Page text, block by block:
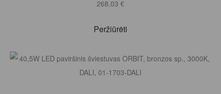
268.03 €
Peržiūrėti